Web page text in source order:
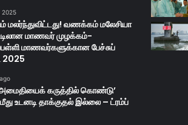
2025
மலர்ந்துவிட்டது! வணக்கம் மலேசியா
மாணவர் முழக்கம்-
மாணவர்களுக்கான பேச்சுப்
2025
கருத்தில் கொண்டு’
உடனடி தாக்குதல் இல்லை – ட்ரம்ப்